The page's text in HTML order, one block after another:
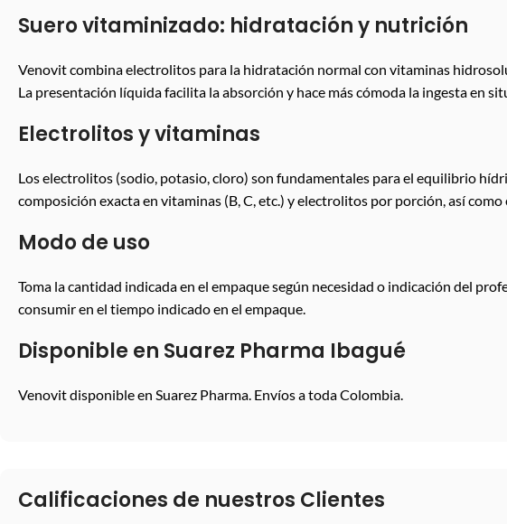
Suero vitaminizado: hidratación y nutrición
Venovit combina electrolitos para la hidratación normal con vitaminas
La presentación líquida facilita la absorción y hace más cómoda la ingesta en
Electrolitos y vitaminas
Los electrolitos (sodio, potasio, cloro) son fundamentales para el equilibrio
composición exacta en vitaminas (B, C, etc.) y electrolitos por porción, así
Modo de uso
Toma la cantidad indicada en el empaque según necesidad o indicación del
consumir en el tiempo indicado en el empaque.
Disponible en Suarez Pharma Ibagué
Venovit disponible en Suarez Pharma. Envíos a toda Colombia.
Calificaciones de nuestros Clientes